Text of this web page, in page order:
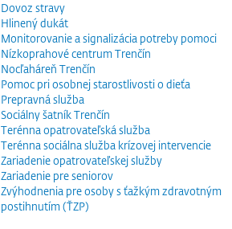
Dovoz stravy
Hlinený dukát
Monitorovanie a signalizácia potreby pomoci
Nízkoprahové centrum Trenčín
Nocľaháreň Trenčín
Pomoc pri osobnej starostlivosti o dieťa
Prepravná služba
Sociálny šatník Trenčín
Terénna opatrovateľská služba
Terénna sociálna služba krízovej intervencie
Zariadenie opatrovateľskej služby
Zariadenie pre seniorov
Zvýhodnenia pre osoby s ťažkým zdravotným
postihnutím (ŤZP)